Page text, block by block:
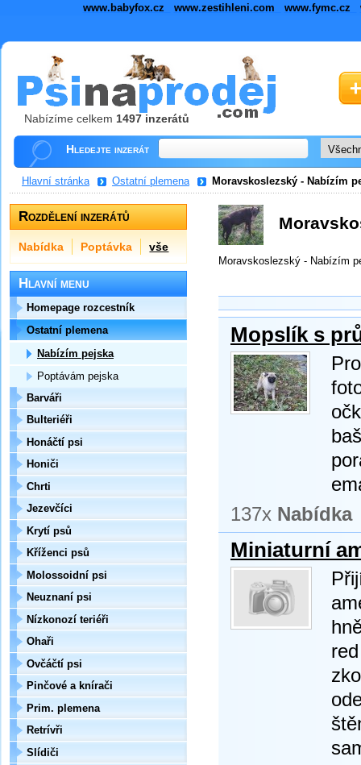
www.babyfox.cz www.zestihleni.com www.fymc.cz
Nabízíme celkem 1497 inzerátů
Hledejte inzerát
Hlavní stránka Ostatní plemena Moravskoslezský - Nabízím
Moravskoslezský - Nabízím
Mopslík s
137x Nabídka
Miniaturní
Rozdělení inzerátů
Nabídka Poptávka vše
Hlavní menu
Homepage rozcestník
Ostatní plemena
Nabízím pejska
Poptávám pejska
Barváři
Bulteriéři
Honáčtí psi
Honiči
Chrti
Jezevčíci
Krytí psů
Kříženci psů
Molossoidní psi
Neuznaní psi
Nízkonozí teriéři
Ohaři
Ovčáčtí psi
Pinčové a knírači
Prim. plemena
Retrívři
Slídiči